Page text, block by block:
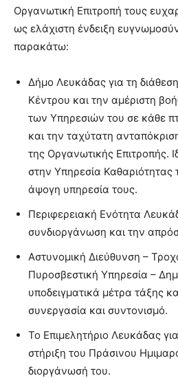
Οργανωτική Επιτροπή τους
ως ελάχιστη ένδειξη
παρακάτω:
Δήμο Λευκάδας για τη
Κέντρου και την αμέριστη
των Υπηρεσιών του σε κάθε
και την ταχύτατη
της Οργανωτικής Επιτροπής.
στην Υπηρεσία Καθαριότητας
άψογη υπηρεσία τους.
Περιφερειακή Ενότητα
συνδιοργάνωση και την
Αστυνομική Διεύθυνση –
Πυροσβεστική Υπηρεσία –
υποδειγματικά μέτρα τάξης
συνεργασία και συντονισμό.
Το Επιμελητήριο Λευκάδας
στήριξη του Πράσινου
διοργάνωσή του.